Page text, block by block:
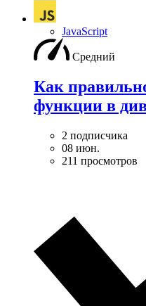
JavaScript
Средний
Как
функции в
2 подписчика
08 июн.
211 просмотров